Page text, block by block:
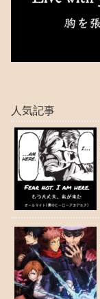
人気記事